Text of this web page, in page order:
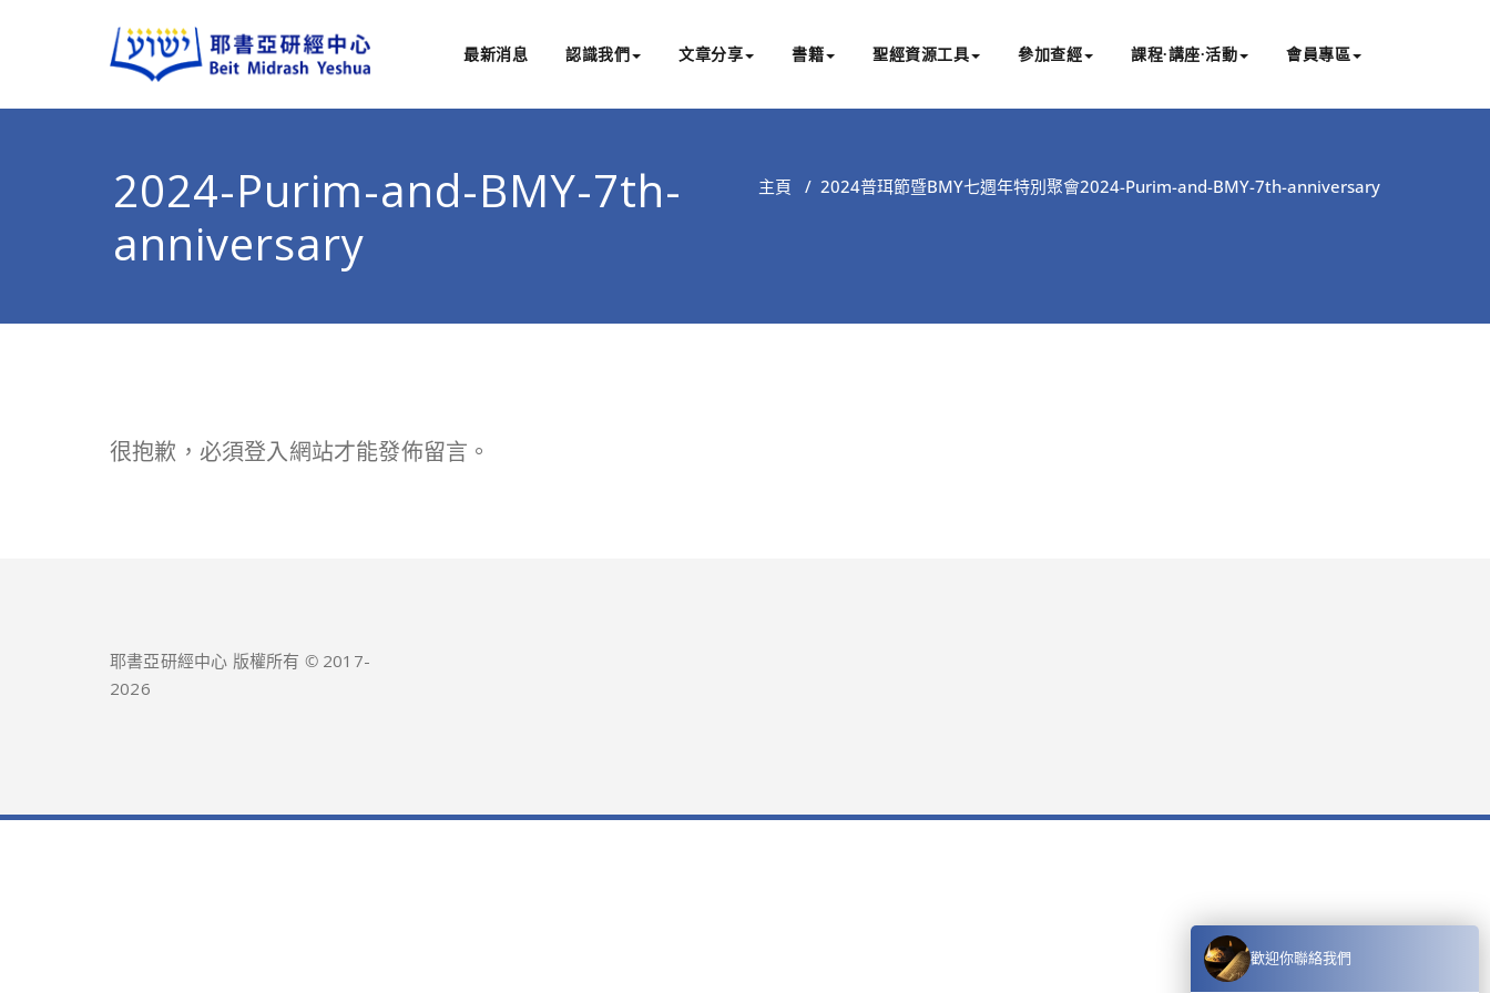
最新消息 認識我們 文章分享 書籍 聖經資源工具 參加查經 課程∙講座∙活動 會員專區
2024-Purim-and-BMY-7th-
anniversary
主頁 / 2024普珥節暨BMY七週年特別聚會2024-Purim-and-BMY-7th-anniversary
很抱歉，必須登入網站才能發佈留言。
耶書亞研經中心 版權所有 © 2017-
2026
歡迎你聯絡我們